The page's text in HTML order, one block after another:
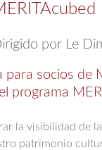
por Le
para socios de
programa
la visibilidad de
patrimonio